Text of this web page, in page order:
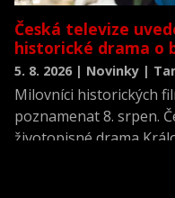
Česká televize
historické drama o
5. 8. 2026 | Novinky |
Milovníci historických
poznamenat 8. srpen.
životopisné drama